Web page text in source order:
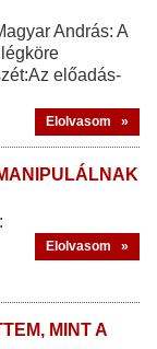
András: A
előadás-
Elolvasom »
Elolvasom »
MINT A